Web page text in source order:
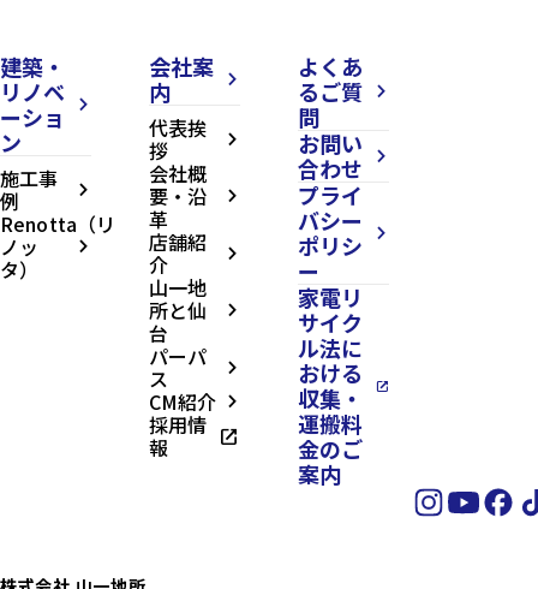
建築・
リノベ
ーショ
ン
arrow_forward_ios
施工事
例 arrow_forward_ios
Renotta（リ
ノッ
タ）
arrow_forward_ios
会社案
内
arrow_forward_ios
代表挨
拶 arrow_forward_ios
会社概
要・沿
革
arrow_forward_ios
店舗紹
介 arrow_forward_ios
山一地
所と仙
台
arrow_forward_ios
パーパ
ス arrow_forward_ios
CM紹介 arrow_forward_ios
採用情
報 open_in_new
よくあ
るご質
問
arrow_forward_ios
お問い
合わせ
arrow_forward_ios
プライ
バシー
ポリシ
ー
arrow_forward_ios
家電リ
サイク
ル法に
おける
収集・
運搬料
金のご
案内
open_in_new